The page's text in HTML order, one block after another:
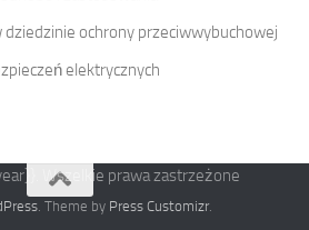
ochrony przeciwwybuchowej
elektrycznych
Wszelkie prawa zastrzeżone
. Theme by Press Customizr.